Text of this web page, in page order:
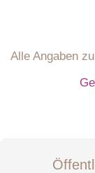
Alle Angaben zu